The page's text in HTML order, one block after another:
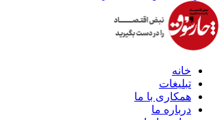
خانه
تبلیغات
همکاری با ما
درباره ما